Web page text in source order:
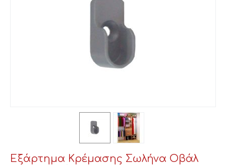
Εξάρτημα Κρέμασης Σωλήνα Οβάλ